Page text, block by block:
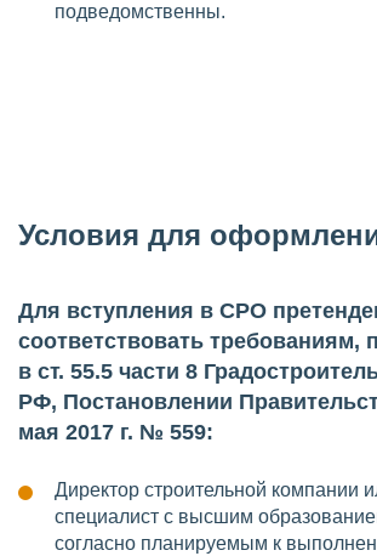
подведомственны.
Условия для
Для вступления в СРО
соответствовать требованиям,
в ст. 55.5 части 8
РФ, Постановлении
мая 2017 г. № 559:
Директор строительной компании
специалист с высшим
согласно планируемым к